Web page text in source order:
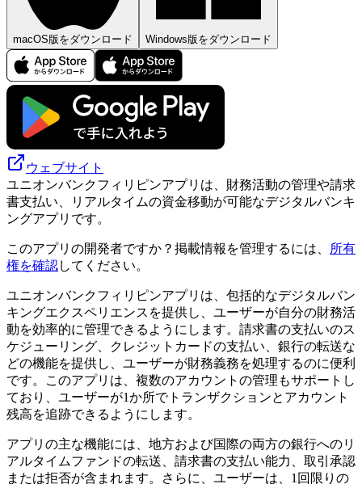
macOS版をダウンロード Windows版をダウンロード
ウェブサイト
ユニオンバンクフィリピンアプリは、財務活動の管理や請求
書支払い、リアルタイムの資金移動が可能なデジタルバンキ
ングアプリです。
このアプリの開発者ですか？掲載情報を管理するには、
所有
権を確認してください。
ユニオンバンクフィリピンアプリは、包括的なデジタルバン
キングエクスペリエンスを提供し、ユーザーが自分の財務活
動を効率的に管理できるようにします。請求書の支払いのス
ケジューリング、クレジットカードの支払い、銀行の転送な
どの機能を提供し、ユーザーが財務義務を処理するのに便利
です。このアプリは、複数のアカウントの管理もサポートし
ており、ユーザーが1か所でトランザクションとアカウント
残高を追跡できるようにします。
アプリの主な機能には、地方および国際の両方の銀行へのリ
アルタイムファンドの転送、請求書の支払い能力、取引承認
または拒否が含まれます。さらに、ユーザーは、1回限りの